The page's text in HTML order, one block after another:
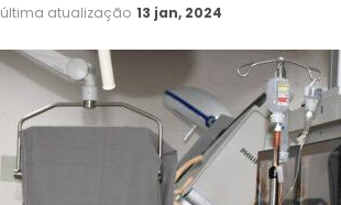
última atualização 13 jan, 2024